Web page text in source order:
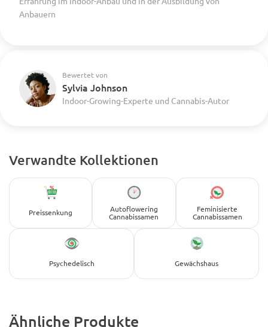
Anbauern
Bewertet von
Sylvia Johnson
Indoor-Growing-Experte und Cannabis-Autor
Verwandte Kollektionen
Preissenkung
Autoflowering
Cannabissamen
Feminisierte
Cannabissamen
Psychedelisch Gewächshaus
Ähnliche Produkte